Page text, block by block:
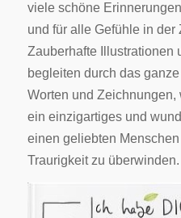
viele schöne
und für alle Gefühle in der
Zauberhafte Illustrationen
begleiten durch das
Worten und
ein einzigartiges und
einen geliebten Me
Traurigkeit zu